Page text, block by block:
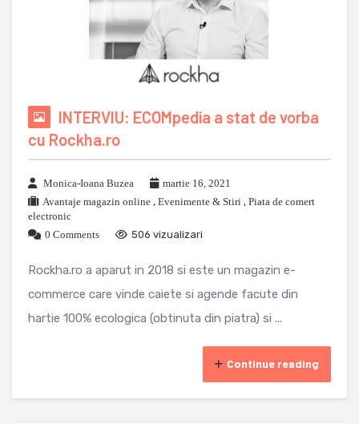
INTERVIU: ECOMpedia a stat de vorba
cu Rockha.ro
Monica-Ioana Buzea
martie 16, 2021
Avantaje magazin online , Evenimente & Stiri , Piata de comert
electronic
0 Comments
506 vizualizari
Rockha.ro a aparut in 2018 si este un magazin e-
commerce care vinde caiete si agende facute din
hartie 100% ecologica (obtinuta din piatra) si ...
Continue reading